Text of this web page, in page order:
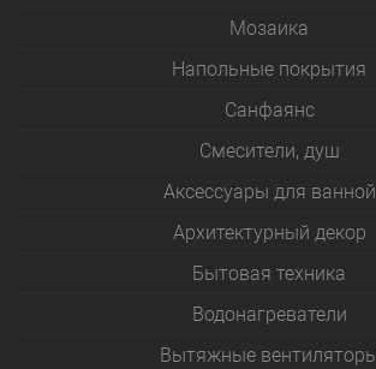
Мозаика
Напольные покрытия
Санфаянс
Смесители, душ
Аксессуары для ванной
Архитектурный декор
Бытовая техника
Водонагреватели
Вытяжные